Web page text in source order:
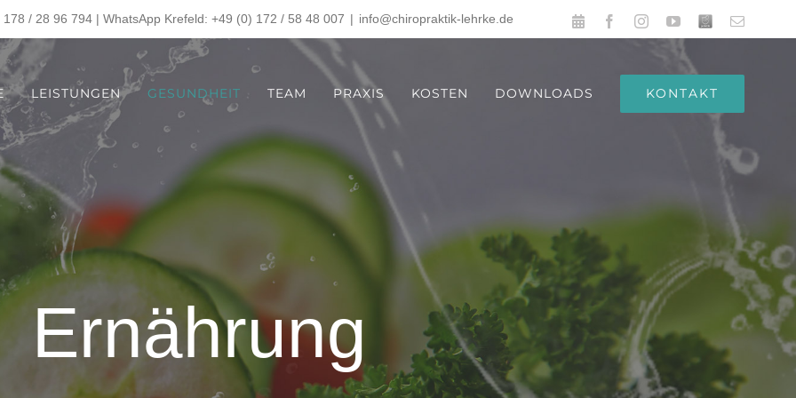
/ 28 96 794 | WhatsApp Krefeld: +49 (0) 172 / 58 48 007 | info@chiropraktik-lehrke.de
Online FacebookInstagramYouTube
Benutzerdefiniert
E-
LEISTUNGEN GESUNDHEIT TEAM PRAXIS KOSTEN DOWNLOADS KONTAKT
Ernährung